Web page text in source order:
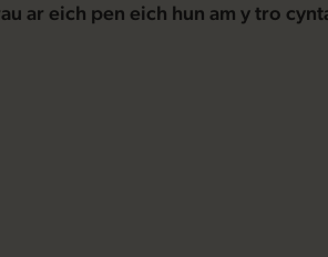
ar eich pen eich hun am y tro